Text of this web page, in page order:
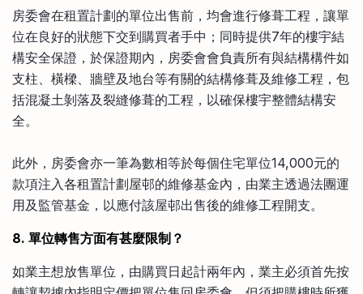
房委會在租置計劃的單位出售前，均會進行修葺工程，讓單
位在良好的狀態下交到購買者手中；同時提供7年的樓宇結
構安全保證，於保證期內，房委會會負責所有與結構構件如
支柱、橫樑、牆壁及地台等有關的結構修葺及維修工程，包
括混凝土剝落及裂縫修葺的工程，以確保樓宇整體結構安
全。
此外，房委會亦一筆為數相等於每個住宅單位14,000元的
款項注入各租置計劃屋邨的維修基金內，由業主透過法團運
用及監管基金，以應付該屋邨出售後的維修工程開支。
8. 單位轉售方面有甚麼限制？
如業主想放售單位，由購買日起計兩年內，業主必須首先按